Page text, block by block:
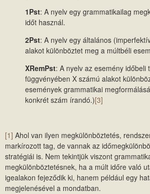
1Pst: A nyelv egy grammatikailag
időt használ.
2Pst: A nyelv egy általános
alakot különböztet meg a múltbéli
XRemPst: A nyelv az esemény időbeli
függvényében X számú alakot
események grammatikai
konkrét szám írandó.)[3]
[1] Ahol van ilyen megkülönböztetés,
markírozott tag, de vannak az
stratégiái is. Nem tekintjük viszont
megkülönböztetésnek, ha a múlt időre való
igealakon fejeződik ki, hanem például egy
megjelenésével a mondatban.